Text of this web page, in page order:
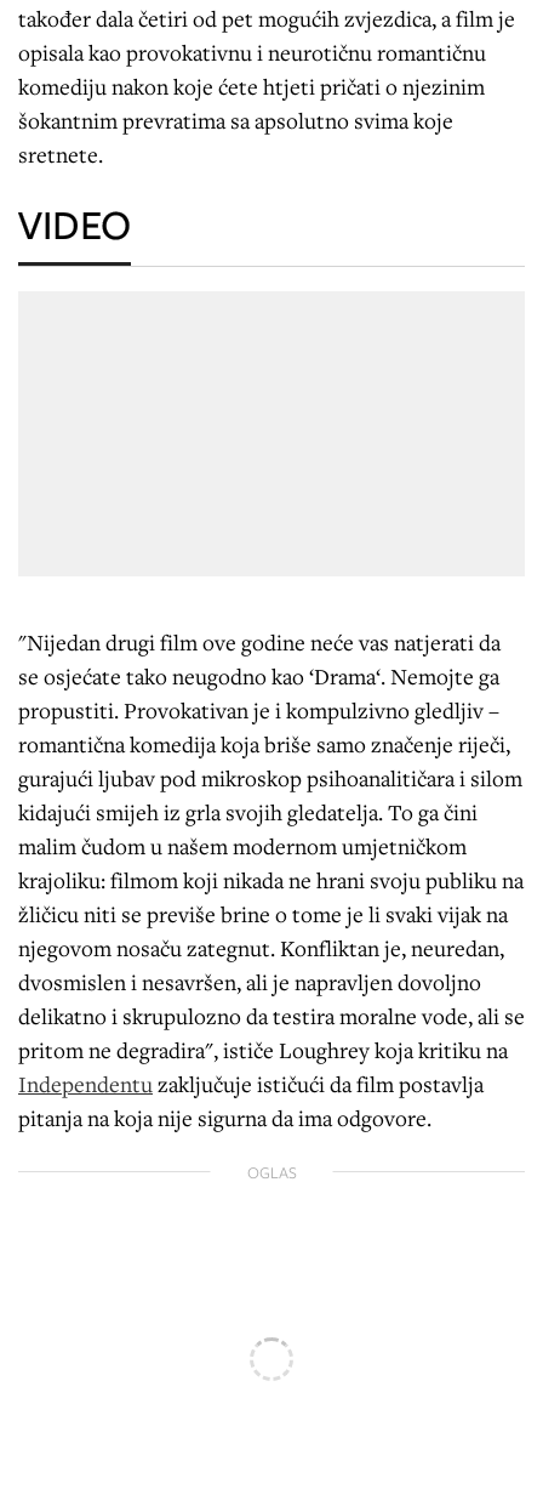
također dala četiri od pet mogućih zvjezdica, a film je
opisala kao provokativnu i neurotičnu romantičnu
komediju nakon koje ćete htjeti pričati o njezinim
šokantnim prevratima sa apsolutno svima koje
sretnete.
VIDEO
"Nijedan drugi film ove godine neće vas natjerati da
se osjećate tako neugodno kao ‘Drama‘. Nemojte ga
propustiti. Provokativan je i kompulzivno gledljiv –
romantična komedija koja briše samo značenje riječi,
gurajući ljubav pod mikroskop psihoanalitičara i silom
kidajući smijeh iz grla svojih gledatelja. To ga čini
malim čudom u našem modernom umjetničkom
krajoliku: filmom koji nikada ne hrani svoju publiku na
žličicu niti se previše brine o tome je li svaki vijak na
njegovom nosaču zategnut. Konfliktan je, neuredan,
dvosmislen i nesavršen, ali je napravljen dovoljno
delikatno i skrupulozno da testira moralne vode, ali se
pritom ne degradira", ističe Loughrey koja kritiku na
Independentuzaključuje ističući da film postavlja
pitanja na koja nije sigurna da ima odgovore.
OGLAS